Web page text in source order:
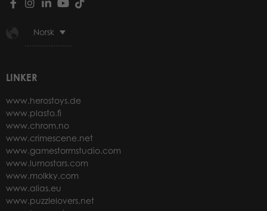
Norsk
LINKER
www.herostoys.de
www.plasto.fi
www.chrom.no
www.crimescene.net
www.gamestormstudio.com
www.lumostars.com
www.molkky.com
www.alias.eu
www.puzzlelovers.net